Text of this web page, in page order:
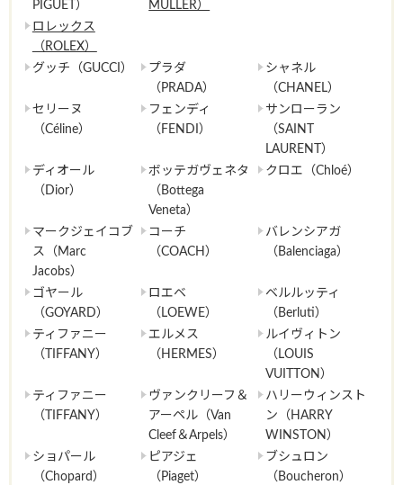
PIGUET）
MULLER）
ロレックス
（ROLEX）
グッチ（GUCCI）
プラダ
（PRADA）
シャネル
（CHANEL）
セリーヌ
（Céline）
フェンディ
（FENDI）
サンローラン
（SAINT
LAURENT）
ディオール
（Dior）
ボッテガヴェネタ
（Bottega
Veneta）
クロエ（Chloé）
マークジェイコブ
ス（Marc
Jacobs）
コーチ
（COACH）
バレンシアガ
（Balenciaga）
ゴヤール
（GOYARD）
ロエベ
（LOEWE）
ベルルッティ
（Berluti）
ティファニー
（TIFFANY）
エルメス
（HERMES）
ルイヴィトン
（LOUIS
VUITTON）
ティファニー
（TIFFANY）
ヴァンクリーフ＆
アーペル（Van
Cleef＆Arpels）
ハリーウィンスト
ン（HARRY
WINSTON）
ショパール
（Chopard）
ピアジェ
（Piaget）
ブシュロン
（Boucheron）